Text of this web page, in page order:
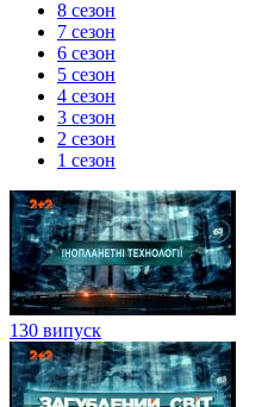
8 сезон
7 сезон
6 сезон
5 сезон
4 сезон
3 сезон
2 сезон
1 сезон
130 випуск